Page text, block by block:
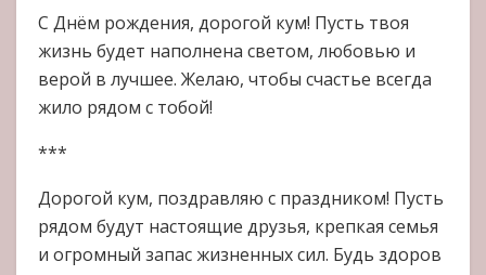
С Днём рождения, дорогой кум! Пусть твоя
жизнь будет наполнена светом, любовью и
верой в лучшее. Желаю, чтобы счастье всегда
жило рядом с тобой!
***
Дорогой кум, поздравляю с праздником! Пусть
рядом будут настоящие друзья, крепкая семья
и огромный запас жизненных сил. Будь здоров